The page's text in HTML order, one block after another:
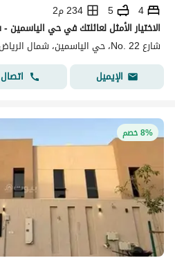
4
5
234 م2
الاختيار الأمثل لعائلتك في حي الياسمين
شارع No. 22، حي الياسمين، شمال الرياض، الرياض
الإيميل
اتصال
8% خصم